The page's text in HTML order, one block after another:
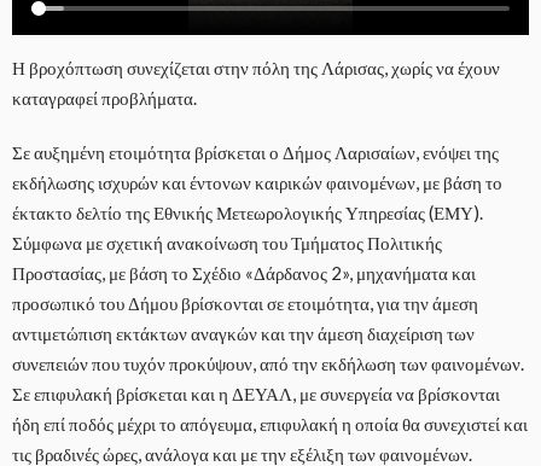
Η βροχόπτωση συνεχίζεται στην πόλη της Λάρισας, χωρίς να έχουν
καταγραφεί προβλήματα.
Σε αυξημένη ετοιμότητα βρίσκεται ο Δήμος Λαρισαίων, ενόψει της
εκδήλωσης ισχυρών και έντονων καιρικών φαινομένων, με βάση το
έκτακτο δελτίο της Εθνικής Μετεωρολογικής Υπηρεσίας (ΕΜΥ).
Σύμφωνα με σχετική ανακοίνωση του Τμήματος Πολιτικής
Προστασίας, με βάση το Σχέδιο «Δάρδανος 2», μηχανήματα και
προσωπικό του Δήμου βρίσκονται σε ετοιμότητα, για την άμεση
αντιμετώπιση εκτάκτων αναγκών και την άμεση διαχείριση των
συνεπειών που τυχόν προκύψουν, από την εκδήλωση των φαινομένων.
Σε επιφυλακή βρίσκεται και η ΔΕΥΑΛ, με συνεργεία να βρίσκονται
ήδη επί ποδός μέχρι το απόγευμα, επιφυλακή η οποία θα συνεχιστεί και
τις βραδινές ώρες, ανάλογα και με την εξέλιξη των φαινομένων.